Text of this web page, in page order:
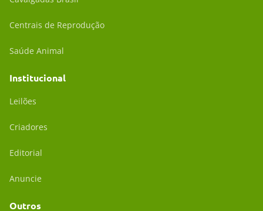
Centrais de Reprodução
Saúde Animal
Institucional
Leilões
Criadores
Editorial
Anuncie
Outros